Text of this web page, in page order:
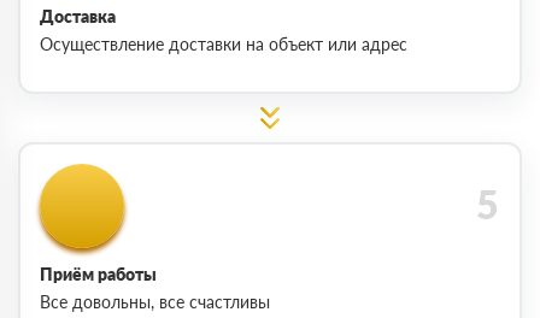
Доставка
Осуществление доставки на объект или адрес
Приём работы
Все довольны, все счастливы